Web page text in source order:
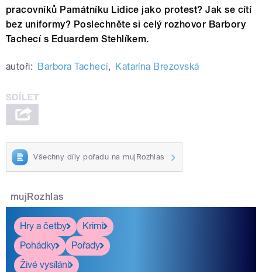
pracovníků Památníku Lidice jako protest? Jak se cítí
bez uniformy? Poslechněte si celý rozhovor Barbory
Tachecí s Eduardem Stehlíkem.
autoři: Barbora Tachecí, Katarína Brezovská
Všechny díly pořadu na mujRozhlas
mujRozhlas
Hry a četby
Krimi
Pohádky
Pořady
Živé vysílání